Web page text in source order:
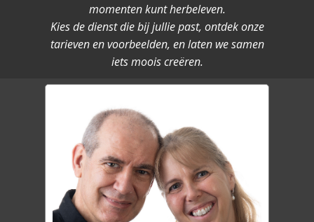
momenten kunt herbeleven.
Kies de dienst die bij jullie past, ontdek onze
tarieven en voorbeelden, en laten we samen
iets moois creëren.